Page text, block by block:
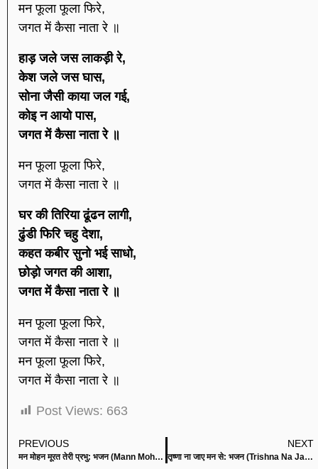
मन फूला फूला फिरे,
जगत में कैसा नाता रे ॥
हाड़ जले जस लाकड़ी रे,
केश जले जस घास,
सोना जैसी काया जल गई,
कोइ न आयो पास,
जगत में कैसा नाता रे ॥
मन फूला फूला फिरे,
जगत में कैसा नाता रे ॥
घर की तिरिया ढूंढन लागी,
ढुंडी फिरि चहु देशा,
कहत कबीर सुनो भई साधो,
छोड़ो जगत की आशा,
जगत में कैसा नाता रे ॥
मन फूला फूला फिरे,
जगत में कैसा नाता रे ॥
मन फूला फूला फिरे,
जगत में कैसा नाता रे ॥
Post Views: 663
PREVIOUS
मन मोहन मूरत तेरी प्रभु: भजन (Mann Mohan Murat Teri Prabhu)
NEXT
तृष्णा ना जाए मन से: भजन (Trishna Na Jaye Man Se)